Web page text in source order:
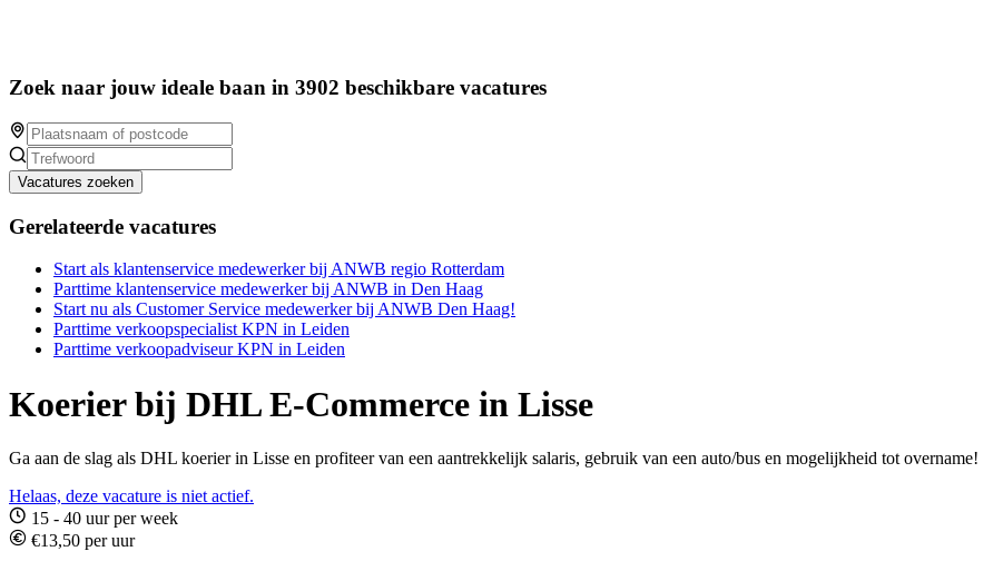
Zoek naar jouw ideale baan in 3902 beschikbare vacatures
Vacatures zoeken
Gerelateerde vacatures
Start als klantenservice medewerker bij ANWB regio Rotterdam
Parttime klantenservice medewerker bij ANWB in Den Haag
Start nu als Customer Service medewerker bij ANWB Den Haag!
Parttime verkoopspecialist KPN in Leiden
Parttime verkoopadviseur KPN in Leiden
Koerier bij DHL E-Commerce in Lisse
Ga aan de slag als DHL koerier in Lisse en profiteer van een aantrekkelijk salaris, gebruik van een auto/bus en mogelijkheid tot overname!
Helaas, deze vacature is niet actief.
15 - 40 uur per week
€13,50 per uur